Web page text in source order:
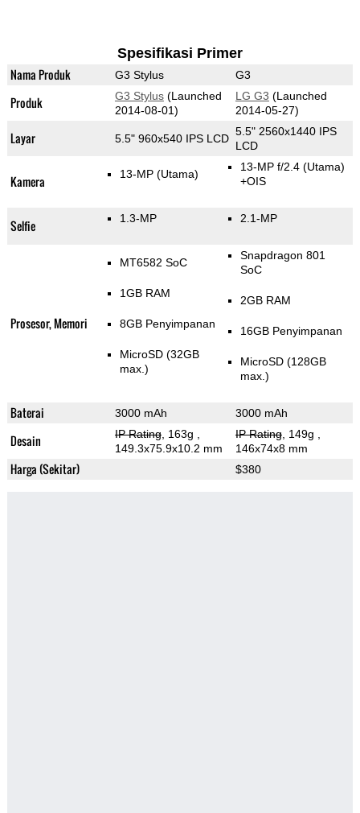
Spesifikasi Primer
Nama Produk G3 Stylus G3
Produk G3 Stylus(Launched
2014-08-01)
LG G3 (Launched
2014-05-27)
Layar 5.5" 960x540 IPS LCD
5.5" 2560x1440 IPS
LCD
Kamera 13-MP (Utama)
13-MP f/2.4 (Utama)
+OIS
Selfie 1.3-MP 2.1-MP
Prosesor, Memori
MT6582 SoC
1GB RAM
8GB Penyimpanan
MicroSD (32GB
max.)
Snapdragon 801
SoC
2GB RAM
16GB Penyimpanan
MicroSD (128GB
max.)
Baterai 3000 mAh 3000 mAh
Desain IP Rating, 163g
149.3x75.9x10.2 mm
IP Rating, 149g
146x74x8 mm
Harga (Sekitar) $380